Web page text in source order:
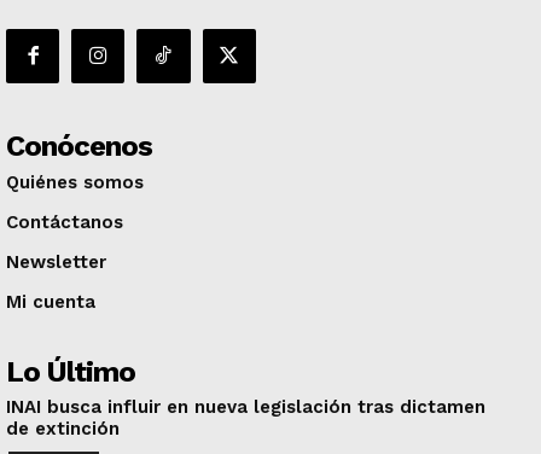
Conócenos
Quiénes somos
Contáctanos
Newsletter
Mi cuenta
Lo Último
INAI busca influir en nueva legislación tras dictamen
de extinción